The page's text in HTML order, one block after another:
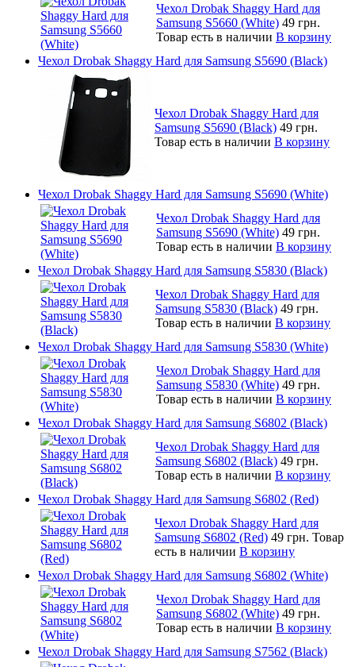
Чехол Drobak Shaggy Hard для
Samsung S5660 (White) 49 грн.
Товар есть в наличии В корзину
Чехол Drobak Shaggy Hard для Samsung S5690 (Black)
Чехол Drobak Shaggy Hard для
Samsung S5690 (Black) 49 грн.
Товар есть в наличии В корзину
Чехол Drobak Shaggy Hard для Samsung S5690 (White)
Чехол Drobak Shaggy Hard для
Samsung S5690 (White) 49 грн.
Товар есть в наличии В корзину
Чехол Drobak Shaggy Hard для Samsung S5830 (Black)
Чехол Drobak Shaggy Hard для
Samsung S5830 (Black) 49 грн.
Товар есть в наличии В корзину
Чехол Drobak Shaggy Hard для Samsung S5830 (White)
Чехол Drobak Shaggy Hard для
Samsung S5830 (White) 49 грн.
Товар есть в наличии В корзину
Чехол Drobak Shaggy Hard для Samsung S6802 (Black)
Чехол Drobak Shaggy Hard для
Samsung S6802 (Black) 49 грн.
Товар есть в наличии В корзину
Чехол Drobak Shaggy Hard для Samsung S6802 (Red)
Чехол Drobak Shaggy Hard для
Samsung S6802 (Red) 49 грн. Товар
есть в наличии В корзину
Чехол Drobak Shaggy Hard для Samsung S6802 (White)
Чехол Drobak Shaggy Hard для
Samsung S6802 (White) 49 грн.
Товар есть в наличии В корзину
Чехол Drobak Shaggy Hard для Samsung S7562 (Black)